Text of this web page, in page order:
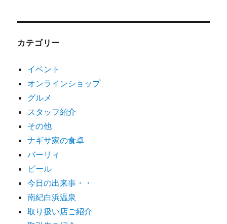
カテゴリー
イベント
オンラインショップ
グルメ
スタッフ紹介
その他
ナギサ家の食卓
バーリィ
ビール
今日の出来事・・
南紀白浜温泉
取り扱い店ご紹介